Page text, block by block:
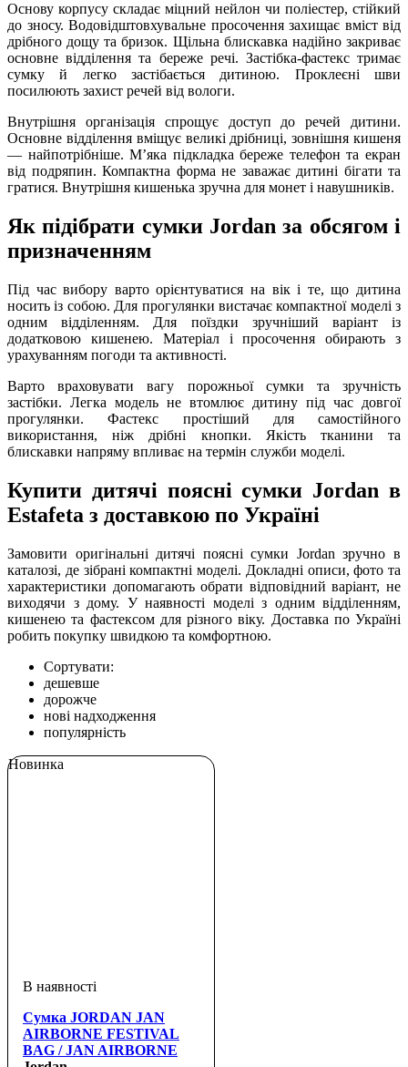
Основу корпусу складає міцний нейлон чи поліестер, стійкий
до зносу. Водовідштовхувальне просочення захищає вміст від
дрібного дощу та бризок. Щільна блискавка надійно закриває
основне відділення та береже речі. Застібка-фастекс тримає
сумку й легко застібається дитиною. Проклеєні шви
посилюють захист речей від вологи.
Внутрішня організація спрощує доступ до речей дитини.
Основне відділення вміщує великі дрібниці, зовнішня кишеня
— найпотрібніше. Мʼяка підкладка береже телефон та екран
від подряпин. Компактна форма не заважає дитині бігати та
гратися. Внутрішня кишенька зручна для монет і навушників.
Як підібрати сумки Jordan за обсягом і
призначенням
Під час вибору варто орієнтуватися на вік і те, що дитина
носить із собою. Для прогулянки вистачає компактної моделі з
одним відділенням. Для поїздки зручніший варіант із
додатковою кишенею. Матеріал і просочення обирають з
урахуванням погоди та активності.
Варто враховувати вагу порожньої сумки та зручність
застібки. Легка модель не втомлює дитину під час довгої
прогулянки. Фастекс простіший для самостійного
використання, ніж дрібні кнопки. Якість тканини та
блискавки напряму впливає на термін служби моделі.
Купити дитячі поясні сумки Jordan в
Estafeta з доставкою по Україні
Замовити оригінальні дитячі поясні сумки Jordan зручно в
каталозі, де зібрані компактні моделі. Докладні описи, фото та
характеристики допомагають обрати відповідний варіант, не
виходячи з дому. У наявності моделі з одним відділенням,
кишенею та фастексом для різного віку. Доставка по Україні
робить покупку швидкою та комфортною.
Сортувати:
дешевше
дорожче
нові надходження
популярність
Новинка
Сумка JORDAN JAN
AIRBORNE FESTIVAL
BAG / JAN AIRBORNE